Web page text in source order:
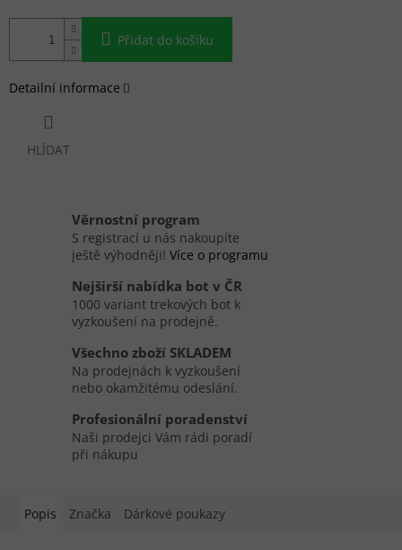
Přidat do košíku
Detailní informace
HLÍDAT
Věrnostní program
S registrací u nás nakoupíte
ještě výhodněji! Více o programu
Nejširší nabídka bot v ČR
1000 variant trekových bot k
vyzkoušení na prodejně.
Všechno zboží SKLADEM
Na prodejnách k vyzkoušení
nebo okamžitému odeslání.
Profesionální poradenství
Naši prodejci Vám rádi poradí
při nákupu
Popis Značka Dárkové poukazy